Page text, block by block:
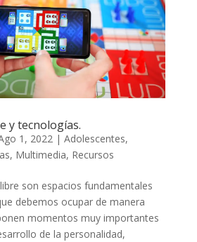
y tecnologías.
1, 2022| Adolescentes,
, Multimedia, Recursos
son espacios fundamentales
debemos ocupar de manera
momentos muy importantes
de la personalidad,